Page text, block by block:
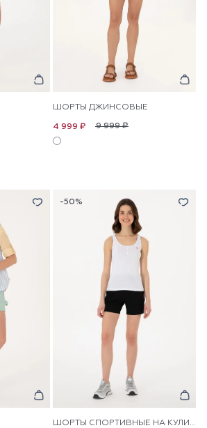
ШОРТЫ ДЖИНСОВЫЕ
9 999 ₽
4 999 ₽
-50%
ШОРТЫ СПОРТИВНЫЕ НА КУЛИСКЕ